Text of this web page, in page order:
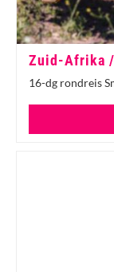
Zuid-Afrika /
16-dg rondreis